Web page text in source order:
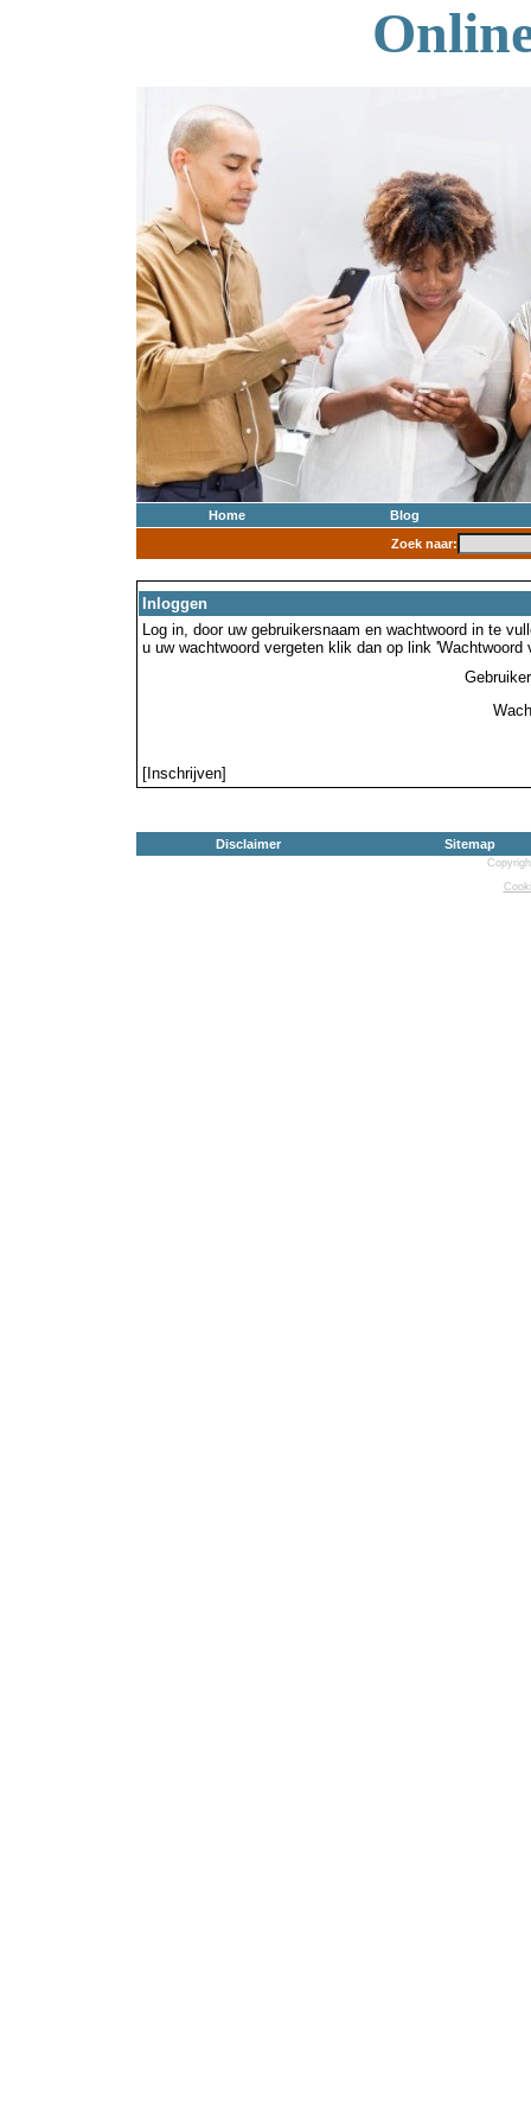
Home
Blog
Zoek naar:
Inloggen
Log in, door uw gebruikersnaam en wachtwoord in te
u uw wachtwoord vergeten klik dan op link 'Wachtwoord
[Inschrijven]
Disclaimer Sitemap